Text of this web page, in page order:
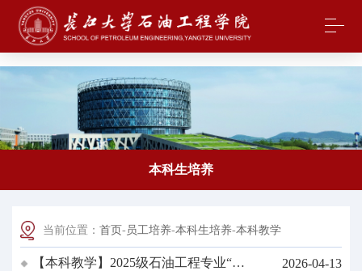
本科生培养
当前位置： 首页- 员工培养-本科生培养-本科教学
【本科教学】2025级石油工程专业“卓
2026-04-13